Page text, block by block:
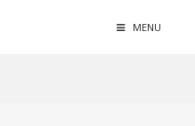
MENU